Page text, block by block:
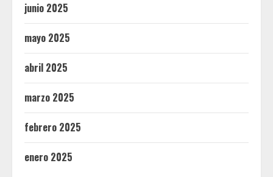
junio 2025
mayo 2025
abril 2025
marzo 2025
febrero 2025
enero 2025